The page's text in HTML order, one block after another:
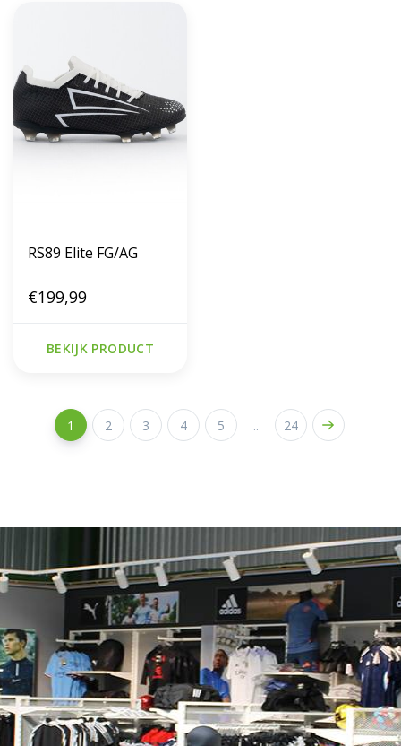
RS89 Elite FG/AG
€199,99
BEKIJK PRODUCT
1 2 3 4 5 .. 24